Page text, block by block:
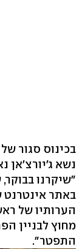
בכינוס סגור
נשא ג'יורצ'אן
"שיקרנו
באתר אינטרנט
מחוץ לבניין
התפטר".